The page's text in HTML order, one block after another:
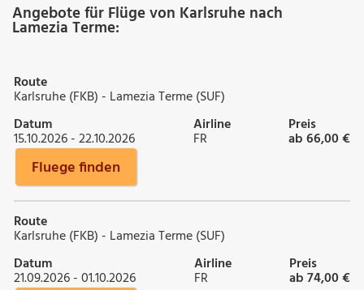
Angebote für Flüge von Karlsruhe nach
Lamezia Terme:
Route
Karlsruhe (FKB) - Lamezia Terme (SUF)
Datum
15.10.2026 - 22.10.2026
Airline
FR
Preis
ab 66,00 €
Fluege finden
Route
Karlsruhe (FKB) - Lamezia Terme (SUF)
Datum
21.09.2026 - 01.10.2026
Airline
FR
Preis
ab 74,00 €